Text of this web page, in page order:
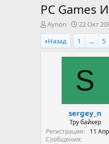
PC Games
А
в
т
о
Aynon
Д
а
т
а
н
ч
а
а
22 Окт
Назад
1 ... 5
S
sergey_n
Тру байкер
Регистрация
11
Сообщения